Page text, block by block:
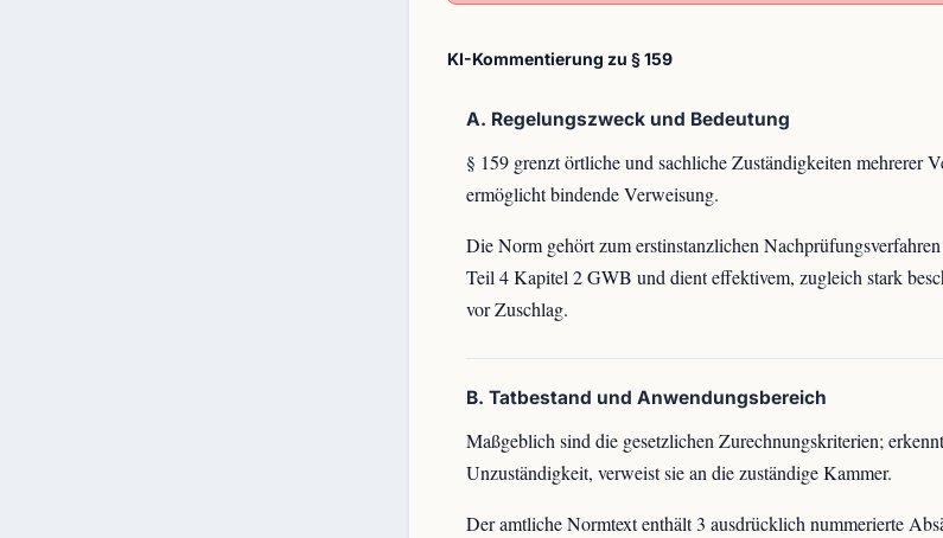
KI-Kommentierung zu § 159
A. Regelungszweck und Bedeutung
§ 159 grenzt örtliche und sachliche Zuständigkeiten mehrerer
ermöglicht bindende Verweisung.
Die Norm gehört zum erstinstanzlichen
Teil 4 Kapitel 2 GWB und dient effektivem, zugleich stark
vor Zuschlag.
B. Tatbestand und Anwendungsbereich
Maßgeblich sind die gesetzlichen Zurechnungskriterien;
Unzuständigkeit, verweist sie an die zuständige Kammer.
Der amtliche Normtext enthält 3 ausdrücklich nummerierte